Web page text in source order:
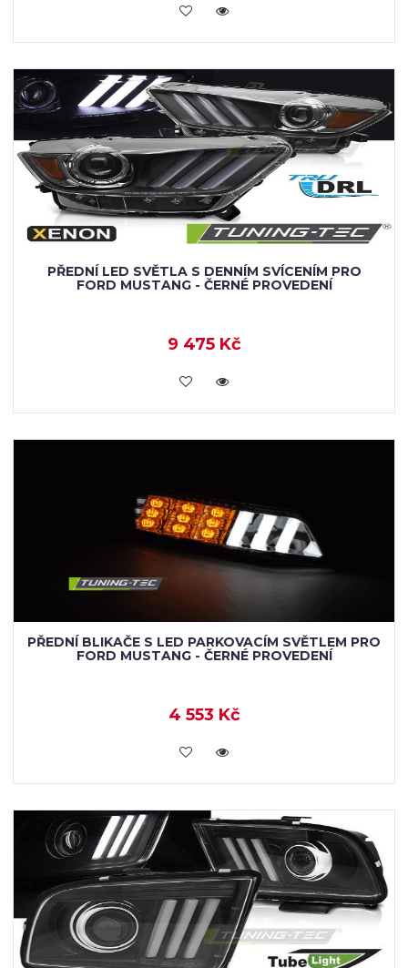
KOUPIT
PŘEDNÍ LED SVĚTLA S DENNÍM SVÍCENÍM PRO
FORD MUSTANG - ČERNÉ PROVEDENÍ
9 475 Kč
KOUPIT
PŘEDNÍ BLIKAČE S LED PARKOVACÍM SVĚTLEM PRO
FORD MUSTANG - ČERNÉ PROVEDENÍ
4 553 Kč
KOUPIT